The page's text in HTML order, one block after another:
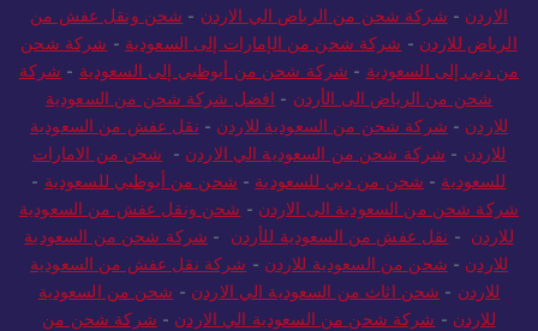
الاردن - شركة شحن من الرياض الي الاردن - شحن ونقل عفش من
الرياض للاردن - شركة شحن من الإمارات إلى السعودية - شركة شحن
من دبي إلى السعودية - شركة شحن من أبوظبي إلى السعودية - شركة
شحن من الرياض الى الأردن - افضل شركة شحن من السعودية
للاردن - شركة شحن من السعودية للاردن - نقل عفش من السعودية
للاردن - شركة شحن من السعودية الي الاردن - شحن من الامارات
للسعودية - شحن من دبي للسعودية - شحن من أبوظبي للسعودية -
شركة شحن من السعودية الى الاردن - شحن ونقل عفش من السعودية
للاردن - نقل عفش من السعودية للأردن - شركة شحن من السعودية
للاردن - شحن من السعودية للاردن - شركة نقل عفش من السعودية
للاردن - شحن اثاث من السعودية الي الاردن - شحن من السعودية
للاردن - شركة شحن من السعودية الي الاردن - شركة شحن من